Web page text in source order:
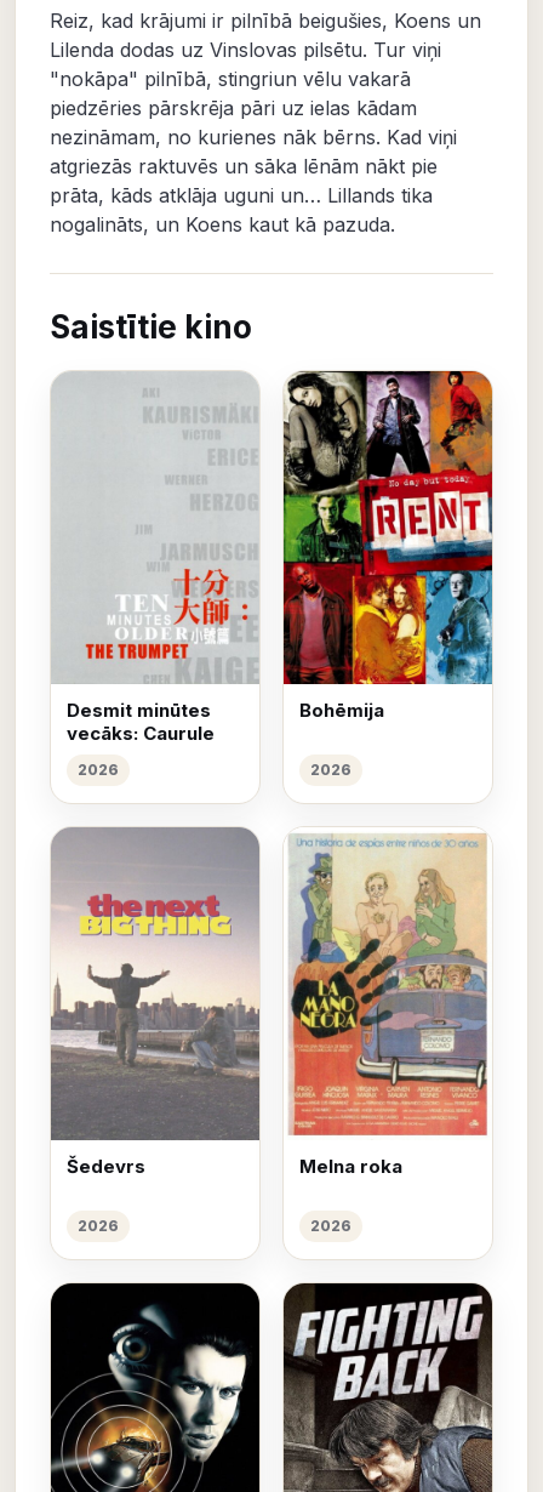
Reiz, kad krājumi ir pilnībā beigušies, Koens un
Lilenda dodas uz Vinslovas pilsētu. Tur viņi
"nokāpa" pilnībā, stingriun vēlu vakarā
piedzēries pārskrēja pāri uz ielas kādam
nezināmam, no kurienes nāk bērns. Kad viņi
atgriezās raktuvēs un sāka lēnām nākt pie
prāta, kāds atklāja uguni un… Lillands tika
nogalināts, un Koens kaut kā pazuda.
Saistītie kino
Desmit minūtes
vecāks: Caurule
2026
Bohēmija
2026
Šedevrs
2026
Melna roka
2026